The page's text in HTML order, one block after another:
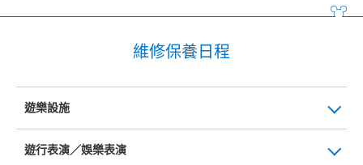
維修保養日程
遊樂設施
遊行表演／娛樂表演